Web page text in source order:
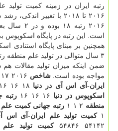
۲۰۱۶ تا ۲۰۱۸ با تغییر
است. این رتبه در پایگاه اسكوپوس
همچنین بر مبنای پایگاه استنادی
۳ سال متوالی در تولید علم منطقه رتبه اول را به دست بیاورد.
ضمن اینكه میزان تولید مقالات هم
مواجه بوده است.شاخص
ایران-آی اس آی در دنیا
اسكوپوس در دنیا
رتبه
منطقه
رتبه جهانی كمیت
۱
كمیت تولید علم ایران-آی اس
۵۴۱۴۲ ۵۴۸۴۶
كمیت تولید علم